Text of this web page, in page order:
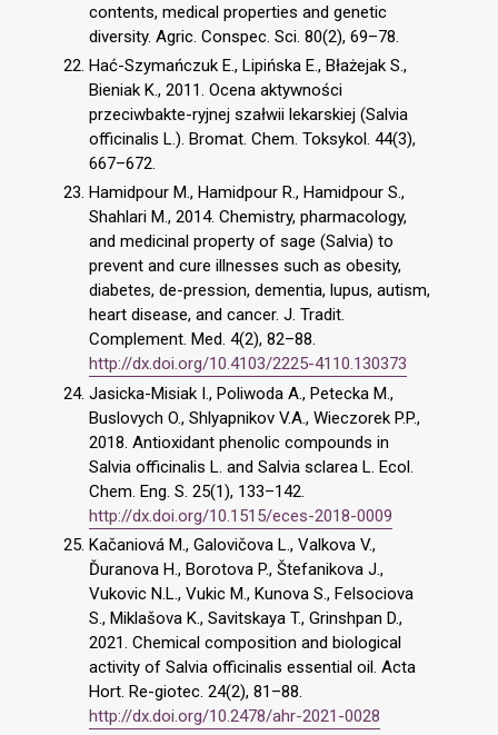
contents, medical properties and genetic
diversity. Agric. Conspec. Sci. 80(2), 69–78.
Hać-Szymańczuk E., Lipińska E., Błażejak S.,
Bieniak K., 2011. Ocena aktywności
przeciwbakte-ryjnej szałwii lekarskiej (Salvia
officinalis L.). Bromat. Chem. Toksykol. 44(3),
667–672.
Hamidpour M., Hamidpour R., Hamidpour S.,
Shahlari M., 2014. Chemistry, pharmacology,
and medicinal property of sage (Salvia) to
prevent and cure illnesses such as obesity,
diabetes, de-pression, dementia, lupus, autism,
heart disease, and cancer. J. Tradit.
Complement. Med. 4(2), 82–88.
http://dx.doi.org/10.4103/2225-4110.130373
Jasicka-Misiak I., Poliwoda A., Petecka M.,
Buslovych O., Shlyapnikov V.A., Wieczorek P.P.,
2018. Antioxidant phenolic compounds in
Salvia officinalis L. and Salvia sclarea L. Ecol.
Chem. Eng. S. 25(1), 133–142.
http://dx.doi.org/10.1515/eces-2018-0009
Kačaniová M., Galovičova L., Valkova V.,
Ďuranova H., Borotova P., Štefanikova J.,
Vukovic N.L., Vukic M., Kunova S., Felsociova
S., Miklašova K., Savitskaya T., Grinshpan D.,
2021. Chemical composition and biological
activity of Salvia officinalis essential oil. Acta
Hort. Re-giotec. 24(2), 81–88.
http://dx.doi.org/10.2478/ahr-2021-0028